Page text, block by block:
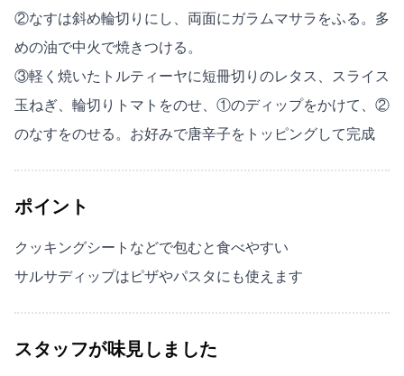
②なすは斜め輪切りにし、両面にガラムマサラをふる。多
めの油で中火で焼きつける。
③軽く焼いたトルティーヤに短冊切りのレタス、スライス
玉ねぎ、輪切りトマトをのせ、①のディップをかけて、②
のなすをのせる。お好みで唐辛子をトッピングして完成
ポイント
クッキングシートなどで包むと食べやすい
サルサディップはピザやパスタにも使えます
スタッフが味見しました